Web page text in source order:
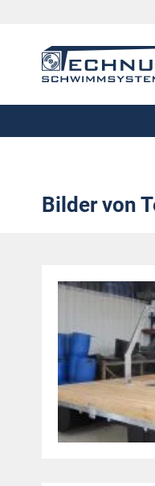
Bilder von